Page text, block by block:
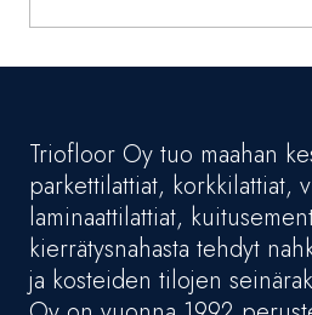
Triofloor Oy tuo maahan
parkettilattiat, korkkilattiat,
laminaattilattiat,
kierrätysnahasta tehdyt
ja kosteiden tilojen